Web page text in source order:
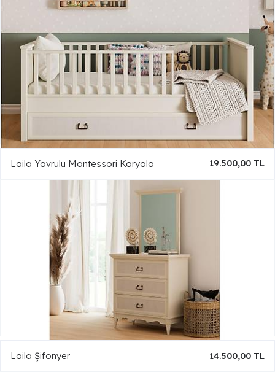
Laila Yavrulu Montessori Karyola 19.500,00 TL
Laila Şifonyer 14.500,00 TL